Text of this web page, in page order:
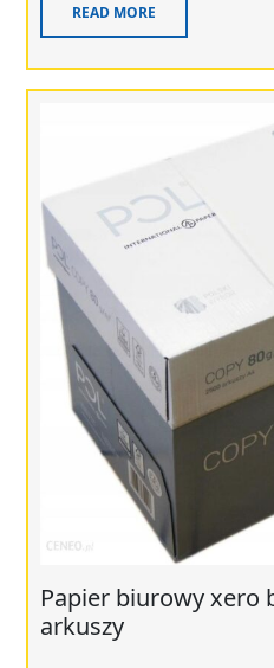
READ MORE
Papier biurowy xero
arkuszy